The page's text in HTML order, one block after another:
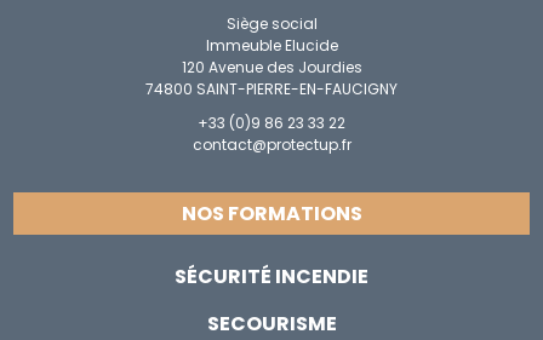
Siège social
Immeuble Elucide
120 Avenue des Jourdies
74800 SAINT-PIERRE-EN-FAUCIGNY
+33 (0)9 86 23 33 22
contact@protectup.fr
NOS FORMATIONS
SÉCURITÉ INCENDIE
SECOURISME